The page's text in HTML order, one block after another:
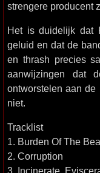
strengere producent
Het is duidelijk dat
geluid en dat de
en thrash precies
aanwijzingen dat
ontworstelen aan de
niet.
Tracklist
1. Burden Of The
2. Corruption
3. Incinerate,